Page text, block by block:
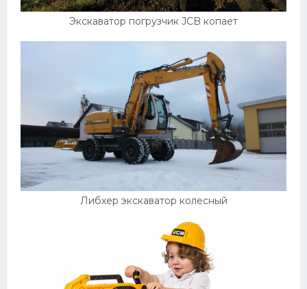
Экскаватор погрузчик JCB копает
Либхер экскаватор колесный